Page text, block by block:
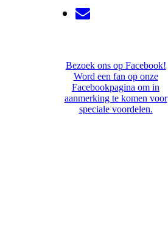
Bezoek ons op Facebook!
Word een fan op onze
Facebookpagina om in
aanmerking te komen voor
speciale voordelen.